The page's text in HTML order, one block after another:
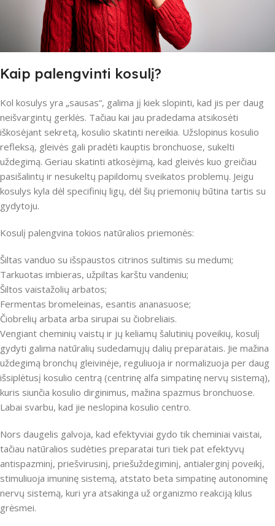
Kaip palengvinti kosulį?
Kol kosulys yra „sausas“, galima jį kiek slopinti, kad jis per daug
neišvargintų gerklės. Tačiau kai jau pradedama atsikosėti
iškosėjant sekretą, kosulio skatinti nereikia. Užslopinus kosulio
refleksą, gleivės gali pradėti kauptis bronchuose, sukelti
uždegimą. Geriau skatinti atkosėjimą, kad gleivės kuo greičiau
pasišalintų ir nesukeltų papildomų sveikatos problemų. Jeigu
kosulys kyla dėl specifinių ligų, dėl šių priemonių būtina tartis su
gydytoju.
Kosulį palengvina tokios natūralios priemonės:
Šiltas vanduo su išspaustos citrinos sultimis su medumi;
Tarkuotas imbieras, užpiltas karštu vandeniu;
Šiltos vaistažolių arbatos;
Fermentas bromeleinas, esantis ananasuose;
Čiobrelių arbata arba sirupai su čiobreliais.
Vengiant cheminių vaistų ir jų keliamų šalutinių poveikių, kosulį
gydyti galima natūralių sudedamųjų dalių preparatais. Jie mažina
uždegimą bronchų gleivinėje, reguliuoja ir normalizuoja per daug
išsiplėtusį kosulio centrą (centrinę alfa simpatinę nervų sistemą),
kuris siunčia kosulio dirginimus, mažina spazmus bronchuose.
Labai svarbu, kad jie neslopina kosulio centro.
Nors daugelis galvoja, kad efektyviai gydo tik cheminiai vaistai,
tačiau natūralios sudėties preparatai turi tiek pat efektyvų
antispazminį, priešvirusinį, priešuždegiminį, antialerginį poveikį,
stimuliuoja imuninę sistemą, atstato beta simpatinę autonominę
nervų sistemą, kuri yra atsakinga už organizmo reakciją kilus
grėsmei.